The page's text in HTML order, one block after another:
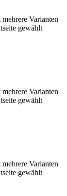
Varianten
gewählt
Varianten
gewählt
Varianten
gewählt